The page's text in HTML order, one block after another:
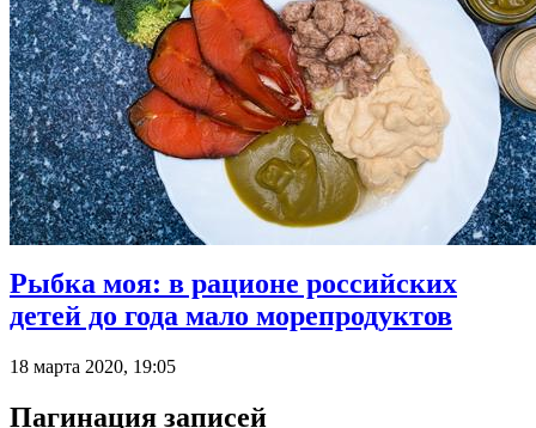
Рыбка моя: в рационе российских
детей до года мало морепродуктов
18 марта 2020, 19:05
Пагинация записей